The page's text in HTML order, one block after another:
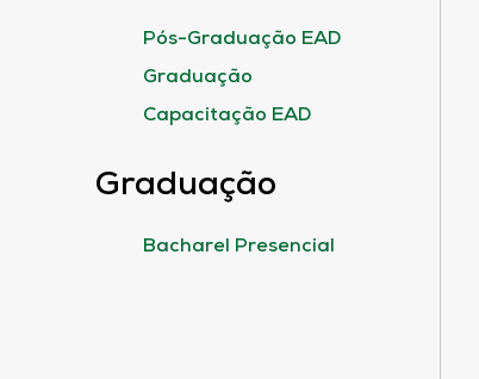
Pós-Graduação EAD
Graduação
Capacitação EAD
Graduação
Bacharel Presencial